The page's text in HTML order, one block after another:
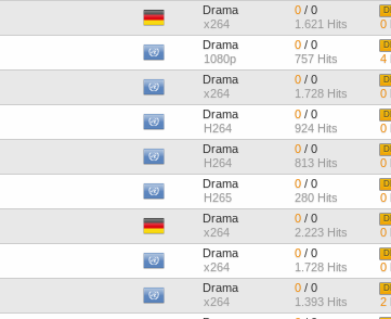
Drama
x264
0 / 0
1.621 Hits
0
Drama
1080p
0 / 0
757 Hits
4
Drama
x264
0 / 0
1.728 Hits
0
Drama
H264
0 / 0
924 Hits
0
Drama
H264
0 / 0
813 Hits
0
Drama
H265
0 / 0
280 Hits
0
Drama
x264
0 / 0
2.223 Hits
0
Drama
x264
0 / 0
1.728 Hits
0
Drama
x264
0 / 0
1.393 Hits
2